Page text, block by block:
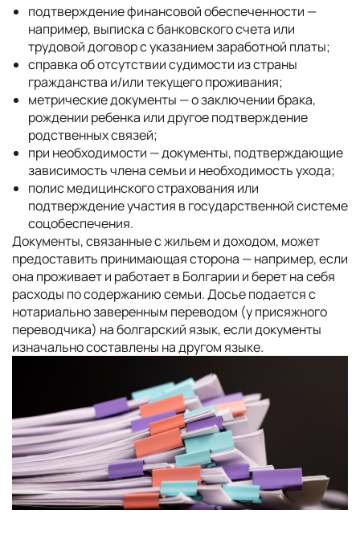
подтверждение финансовой обеспеченности —
например, выписка с банковского счета или
трудовой договор с указанием заработной платы;
справка об отсутствии судимости из страны
гражданства и/или текущего проживания;
метрические документы — о заключении брака,
рождении ребенка или другое подтверждение
родственных связей;
при необходимости — документы, подтверждающие
зависимость члена семьи и необходимость ухода;
полис медицинского страхования или
подтверждение участия в государственной системе
соцобеспечения.
Документы, связанные с жильем и доходом, может
предоставить принимающая сторона — например, если
она проживает и работает в Болгарии и берет на себя
расходы по содержанию семьи. Досье подается с
нотариально заверенным переводом (у присяжного
переводчика) на болгарский язык, если документы
изначально составлены на другом языке.